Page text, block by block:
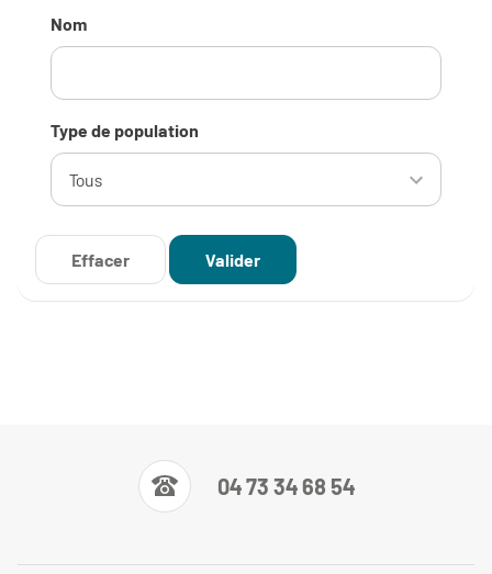
Nom
Type de population
04 73 34 68 54